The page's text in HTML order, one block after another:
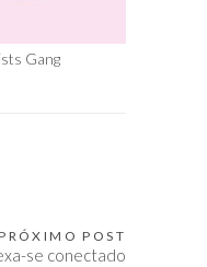
Gang
POST
se conectado